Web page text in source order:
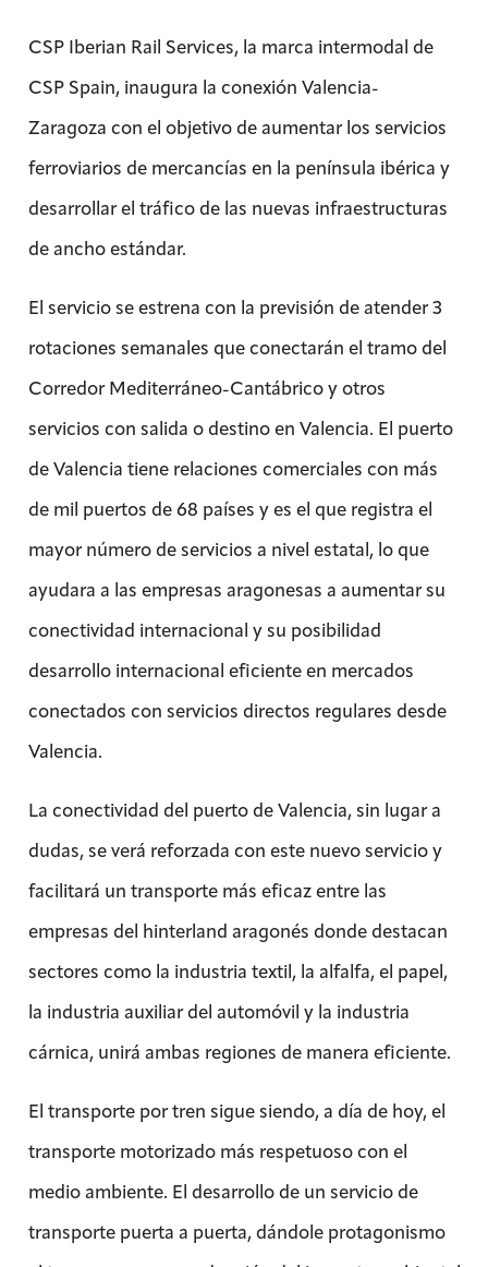
CSP Iberian Rail Services, la marca intermodal de
CSP Spain, inaugura la conexión Valencia-
Zaragoza con el objetivo de aumentar los servicios
ferroviarios de mercancías en la península ibérica y
desarrollar el tráfico de las nuevas infraestructuras
de ancho estándar.
El servicio se estrena con la previsión de atender 3
rotaciones semanales que conectarán el tramo del
Corredor Mediterráneo-Cantábrico y otros
servicios con salida o destino en Valencia. El puerto
de Valencia tiene relaciones comerciales con más
de mil puertos de 68 países y es el que registra el
mayor número de servicios a nivel estatal, lo que
ayudara a las empresas aragonesas a aumentar su
conectividad internacional y su posibilidad
desarrollo internacional eficiente en mercados
conectados con servicios directos regulares desde
Valencia.
La conectividad del puerto de Valencia, sin lugar a
dudas, se verá reforzada con este nuevo servicio y
facilitará un transporte más eficaz entre las
empresas del hinterland aragonés donde destacan
sectores como la industria textil, la alfalfa, el papel,
la industria auxiliar del automóvil y la industria
cárnica, unirá ambas regiones de manera eficiente.
El transporte por tren sigue siendo, a día de hoy, el
transporte motorizado más respetuoso con el
medio ambiente. El desarrollo de un servicio de
transporte puerta a puerta, dándole protagonismo